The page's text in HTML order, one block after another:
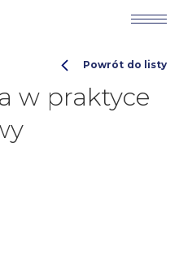
w praktyce
Powrót do listy